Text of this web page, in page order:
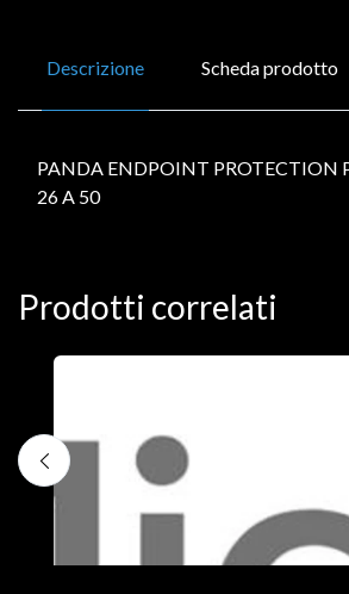
Descrizione Scheda prodotto
PANDA ENDPOINT PROTECTION
26 A 50
Prodotti correlati